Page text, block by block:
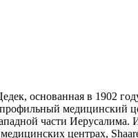
основанная в 1902
медицинский
части Иерусалима.
центрах,